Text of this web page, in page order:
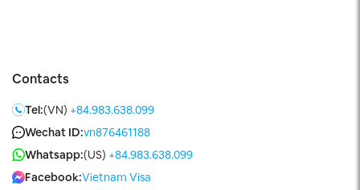
Contacts
Tel:(VN) +84.983.638.099
Wechat ID:vn876461188
Whatsapp:(US) +84.983.638.099
Facebook:Vietnam Visa